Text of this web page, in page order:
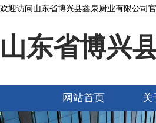
欢迎访问山东省博兴县鑫泉厨业有限公司官
山东省博兴
网站首页 关